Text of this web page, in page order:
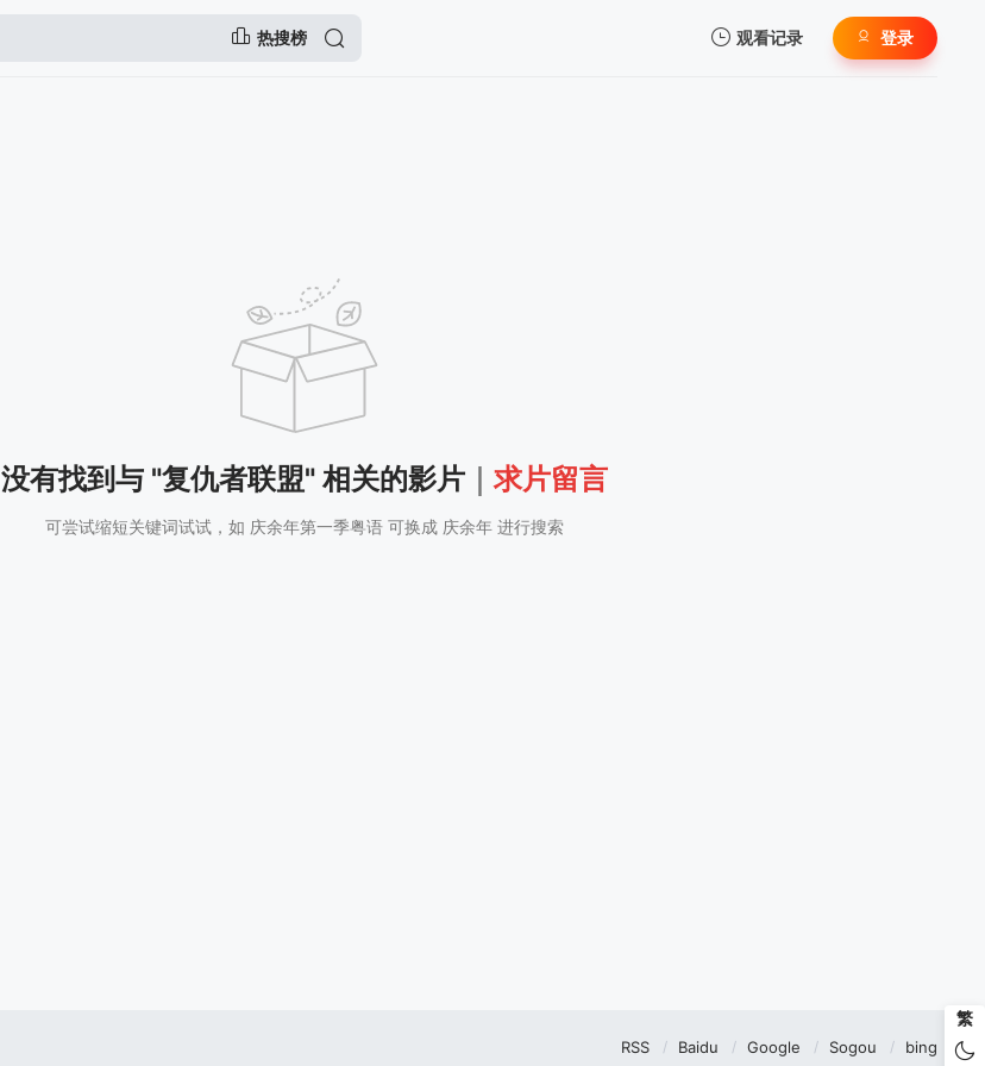
热搜榜 观看记录 登录
没有找到与 "复仇者联盟" 相关的影片 ｜求片留言
可尝试缩短关键词试试，如 庆余年第一季粤语 可换成 庆余年 进行搜索
繁
RSS Baidu Google Sogou bing